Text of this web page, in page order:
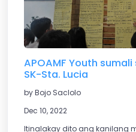
APOAMF Youth
SK-Sta. Lucia
by Bojo Saclolo
Dec 10, 2022
Itinalakay dito ang kanilang